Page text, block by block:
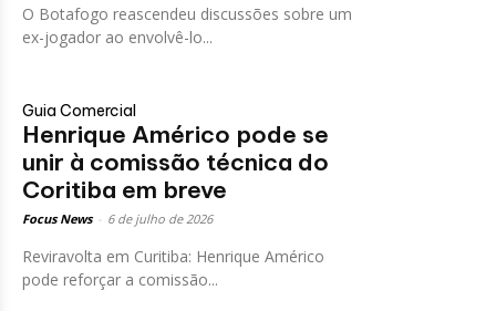
O Botafogo reascendeu discussões sobre um
ex-jogador ao envolvê-lo...
Guia Comercial
Henrique Américo pode se
unir à comissão técnica do
Coritiba em breve
Focus News 6 de julho de 2026
Reviravolta em Curitiba: Henrique Américo
pode reforçar a comissão...